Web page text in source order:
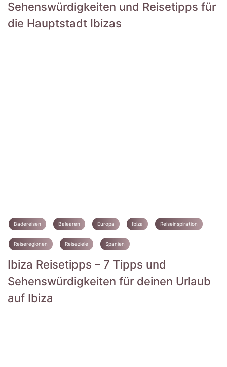
Sehenswürdigkeiten und Reisetipps für
die Hauptstadt Ibizas
Badereisen Balearen Europa Ibiza Reiseinspiration
Reiseregionen Reiseziele Spanien
Ibiza Reisetipps – 7 Tipps und
Sehenswürdigkeiten für deinen Urlaub
auf Ibiza